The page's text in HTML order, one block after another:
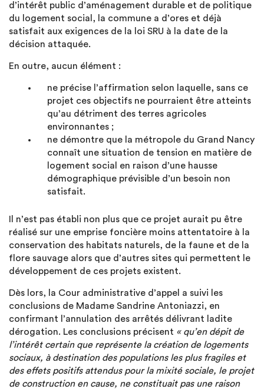
d’intérêt public d’aménagement durable et de politique
du logement social, la commune a d’ores et déjà
satisfait aux exigences de la loi SRU à la date de la
décision attaquée.
En outre, aucun élément :
ne précise l’affirmation selon laquelle, sans ce
projet ces objectifs ne pourraient être atteints
qu’au détriment des terres agricoles
environnantes ;
ne démontre que la métropole du Grand Nancy
connaît une situation de tension en matière de
logement social en raison d’une hausse
démographique prévisible d’un besoin non
satisfait.
Il n’est pas établi non plus que ce projet aurait pu être
réalisé sur une emprise foncière moins attentatoire à la
conservation des habitats naturels, de la faune et de la
flore sauvage alors que d’autres sites qui permettent le
développement de ces projets existent.
Dès lors, la Cour administrative d’appel a suivi les
conclusions de Madame Sandrine Antoniazzi, en
confirmant l’annulation des arrêtés délivrant ladite
dérogation. Les conclusions précisent « qu’en dépit de
l’intérêt certain que représente la création de logements
sociaux, à destination des populations les plus fragiles et
des effets positifs attendus pour la mixité sociale, le projet
de construction en cause, ne constituait pas une raison